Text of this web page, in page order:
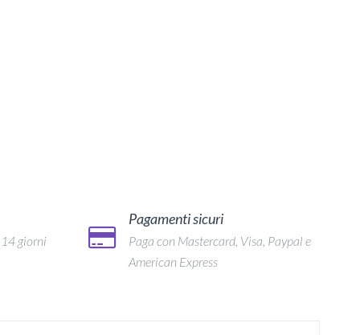
giorni
Pagamenti sicuri
Paga con Mastercard, Visa, Paypal e
American Express